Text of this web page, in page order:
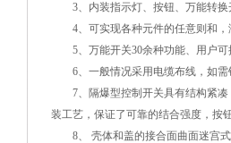
3、内装指示灯、按钮、万能转换
4、可实现各种元件的任意则和，
5、万能开关30余种功能、用户可
6、一般情况采用电缆布线，如需
7、隔爆型控制开关具有结构紧凑
装工艺，保证了可靠的结合强度，按
8、 壳体和盖的接合面曲面迷宫式